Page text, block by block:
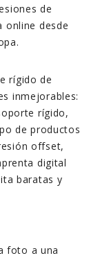
de
online desde
rígido de
inmejorables:
rígido,
de productos
offset,
digital
baratas y
foto a una